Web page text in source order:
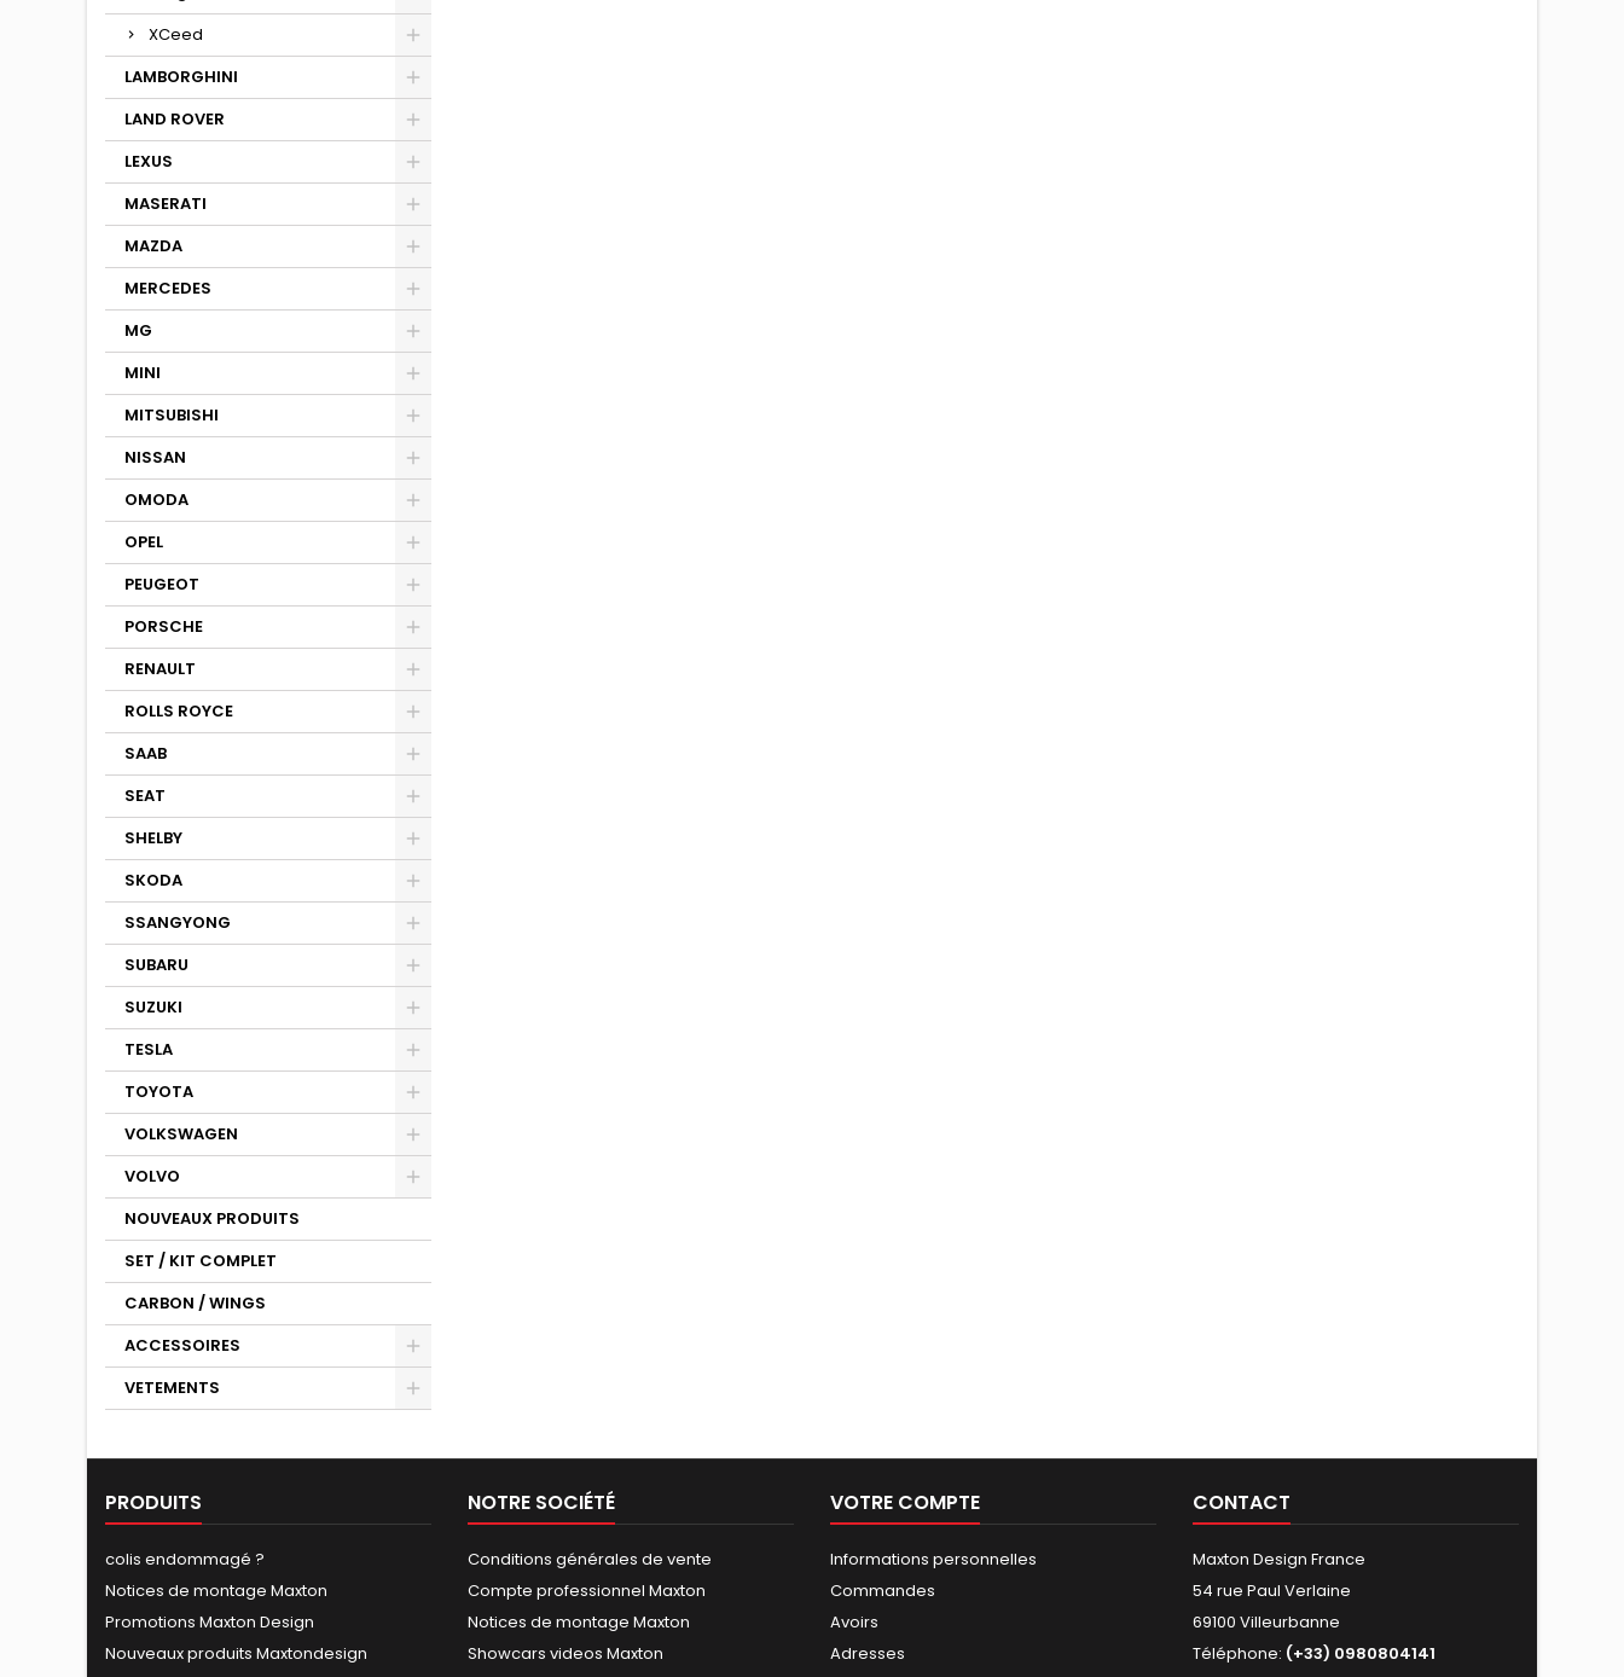
XCeed
LAMBORGHINI
LAND ROVER
LEXUS
MASERATI
MAZDA
MERCEDES
MG
MINI
MITSUBISHI
NISSAN
OMODA
OPEL
PEUGEOT
PORSCHE
RENAULT
ROLLS ROYCE
SAAB
SEAT
SHELBY
SKODA
SSANGYONG
SUBARU
SUZUKI
TESLA
TOYOTA
VOLKSWAGEN
VOLVO
NOUVEAUX PRODUITS
SET / KIT COMPLET
CARBON / WINGS
ACCESSOIRES
VETEMENTS
PRODUITS
colis endommagé ?
Notices de montage Maxton
Promotions Maxton Design
Nouveaux produits Maxtondesign
NOTRE SOCIÉTÉ
Conditions générales de vente
Compte professionnel Maxton
Notices de montage Maxton
Showcars videos Maxton
VOTRE COMPTE
Informations personnelles
Commandes
Avoirs
Adresses
CONTACT
Maxton Design France
54 rue Paul Verlaine
69100 Villeurbanne
Téléphone: (+33) 0980804141